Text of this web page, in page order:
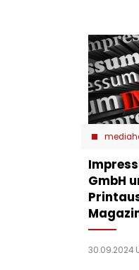
GmbH
30.09.2024